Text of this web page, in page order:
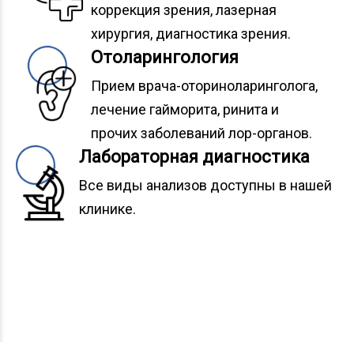
коррекция зрения, лазерная
хирургия, диагностика зрения.
Отоларингология
Прием врача-оториноларинголога,
лечение гайморита, ринита и
прочих заболеваний лор-органов.
Лабораторная диагностика
Все виды анализов доступны в нашей
клинике.